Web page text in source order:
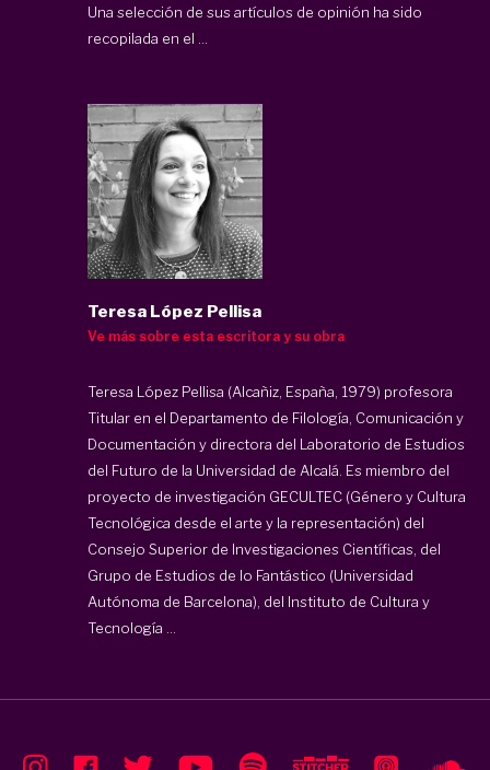
Una selección de sus artículos de opinión ha sido
recopilada en el ...
Teresa López Pellisa
Ve más sobre esta escritora y su obra
Teresa López Pellisa (Alcañiz, España, 1979) profesora
Titular en el Departamento de Filología, Comunicación y
Documentación y directora del Laboratorio de Estudios
del Futuro de la Universidad de Alcalá. Es miembro del
proyecto de investigación GECULTEC (Género y Cultura
Tecnológica desde el arte y la representación) del
Consejo Superior de Investigaciones Científicas, del
Grupo de Estudios de lo Fantástico (Universidad
Autónoma de Barcelona), del Instituto de Cultura y
Tecnología ...